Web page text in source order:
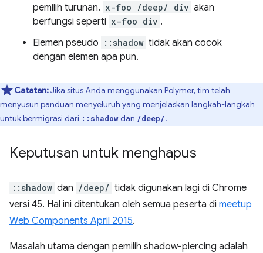
pemilih turunan. x-foo /deep/ div akan
berfungsi seperti x-foo div .
Elemen pseudo
::shadow tidak akan cocok
dengan elemen apa pun.
Catatan:Jika situs Anda menggunakan Polymer, tim telah
menyusun panduan menyeluruh yang menjelaskan langkah-langkah
untuk bermigrasi dari ::shadowdan /deep/.
Keputusan untuk menghapus
::shadow dan /deep/ tidak digunakan lagi di Chrome
versi 45. Hal ini ditentukan oleh semua peserta di meetup
Web Components April 2015.
Masalah utama dengan pemilih shadow-piercing adalah